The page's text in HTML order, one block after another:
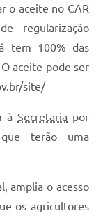
o aceite no CAR
regularização
tem 100% das
aceite pode ser
site/
à Secretaria por
terão uma
amplia o acesso
os agricultores